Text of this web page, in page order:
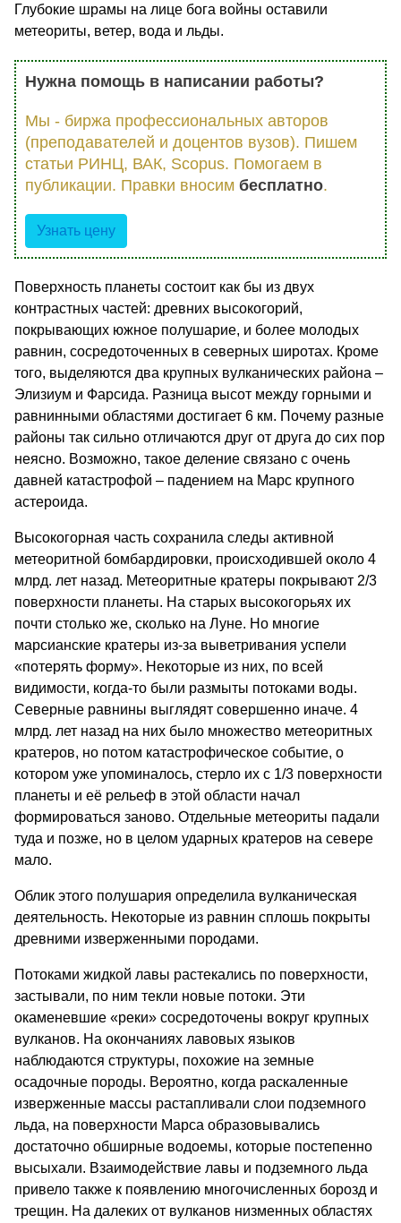
Глубокие шрамы на лице бога войны оставили
метеориты, ветер, вода и льды.
Нужна помощь в написании работы?
Мы - биржа профессиональных авторов
(преподавателей и доцентов вузов). Пишем
статьи РИНЦ, ВАК, Scopus. Помогаем в
публикации. Правки вносим бесплатно.
Узнать цену
Поверхность планеты состоит как бы из двух
контрастных частей: древних высокогорий,
покрывающих южное полушарие, и более молодых
равнин, сосредоточенных в северных широтах. Кроме
того, выделяются два крупных вулканических района –
Элизиум и Фарсида. Разница высот между горными и
равнинными областями достигает 6 км. Почему разные
районы так сильно отличаются друг от друга до сих пор
неясно. Возможно, такое деление связано с очень
давней катастрофой – падением на Марс крупного
астероида.
Высокогорная часть сохранила следы активной
метеоритной бомбардировки, происходившей около 4
млрд. лет назад. Метеоритные кратеры покрывают 2/3
поверхности планеты. На старых высокогорьях их
почти столько же, сколько на Луне. Но многие
марсианские кратеры из-за выветривания успели
«потерять форму». Некоторые из них, по всей
видимости, когда-то были размыты потоками воды.
Северные равнины выглядят совершенно иначе. 4
млрд. лет назад на них было множество метеоритных
кратеров, но потом катастрофическое событие, о
котором уже упоминалось, стерло их с 1/3 поверхности
планеты и её рельеф в этой области начал
формироваться заново. Отдельные метеориты падали
туда и позже, но в целом ударных кратеров на севере
мало.
Облик этого полушария определила вулканическая
деятельность. Некоторые из равнин сплошь покрыты
древними изверженными породами.
Потоками жидкой лавы растекались по поверхности,
застывали, по ним текли новые потоки. Эти
окаменевшие «реки» сосредоточены вокруг крупных
вулканов. На окончаниях лавовых языков
наблюдаются структуры, похожие на земные
осадочные породы. Вероятно, когда раскаленные
изверженные массы растапливали слои подземного
льда, на поверхности Марса образовывались
достаточно обширные водоемы, которые постепенно
высыхали. Взаимодействие лавы и подземного льда
привело также к появлению многочисленных борозд и
трещин. На далеких от вулканов низменных областях